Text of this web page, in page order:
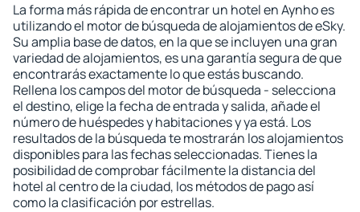
La forma más rápida de encontrar un hotel en Aynho es
utilizando el motor de búsqueda de alojamientos de eSky.
Su amplia base de datos, en la que se incluyen una gran
variedad de alojamientos, es una garantía segura de que
encontrarás exactamente lo que estás buscando.
Rellena los campos del motor de búsqueda - selecciona
el destino, elige la fecha de entrada y salida, añade el
número de huéspedes y habitaciones y ya está. Los
resultados de la búsqueda te mostrarán los alojamientos
disponibles para las fechas seleccionadas. Tienes la
posibilidad de comprobar fácilmente la distancia del
hotel al centro de la ciudad, los métodos de pago así
como la clasificación por estrellas.